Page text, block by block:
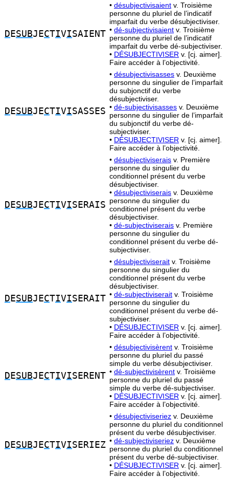
D ESUBJECTIVISAIENT
• désubjectivisaient v. Troisième
personne du pluriel de l’indicatif
imparfait du verbe désubjectiviser.
• dé-subjectivisaient v. Troisième
personne du pluriel de l’indicatif
imparfait du verbe dé-subjectiviser.
• DÉSUBJECTIVISER v. [cj. aimer].
Faire accéder à l’objectivité.
D ESUBJECTIVISASSES
• désubjectivisasses v. Deuxième
personne du singulier de l’imparfait
du subjonctif du verbe
désubjectiviser.
• dé-subjectivisasses v. Deuxième
personne du singulier de l’imparfait
du subjonctif du verbe dé-
subjectiviser.
• DÉSUBJECTIVISER v. [cj. aimer].
Faire accéder à l’objectivité.
D ESUBJECTIVISERAIS
• désubjectiviserais v. Première
personne du singulier du
conditionnel présent du verbe
désubjectiviser.
• désubjectiviserais v. Deuxième
personne du singulier du
conditionnel présent du verbe
désubjectiviser.
• dé-subjectiviserais v. Première
personne du singulier du
conditionnel présent du verbe dé-
subjectiviser.
D ESUBJECTIVISERAIT
• désubjectiviserait v. Troisième
personne du singulier du
conditionnel présent du verbe
désubjectiviser.
• dé-subjectiviserait v. Troisième
personne du singulier du
conditionnel présent du verbe dé-
subjectiviser.
• DÉSUBJECTIVISER v. [cj. aimer].
Faire accéder à l’objectivité.
D ESUBJECTIVISERENT
• désubjectivisèrent v. Troisième
personne du pluriel du passé
simple du verbe désubjectiviser.
• dé-subjectivisèrent v. Troisième
personne du pluriel du passé
simple du verbe dé-subjectiviser.
• DÉSUBJECTIVISER v. [cj. aimer].
Faire accéder à l’objectivité.
D ESUBJECTIVISERIEZ
• désubjectiviseriez v. Deuxième
personne du pluriel du conditionnel
présent du verbe désubjectiviser.
• dé-subjectiviseriez v. Deuxième
personne du pluriel du conditionnel
présent du verbe dé-subjectiviser.
• DÉSUBJECTIVISER v. [cj. aimer].
Faire accéder à l’objectivité.